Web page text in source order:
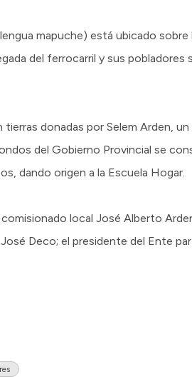
mapuche) está ubicado
del ferrocarril y sus
tierras donadas por Selem Arden,
del Gobierno Provincial se
dando origen a la Escuela Hogar.
local José Alberto
Deco; el presidente del Ente